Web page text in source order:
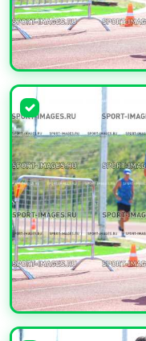
УВЕЛИЧИТЬ
УВЕЛИЧИТЬ